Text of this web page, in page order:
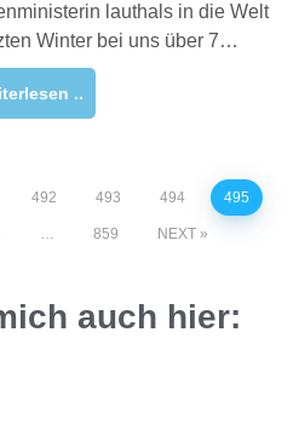
lauthals in die Welt
Winter bei uns über 7…
..
492 493 494 495
… 859 NEXT
auch hier: